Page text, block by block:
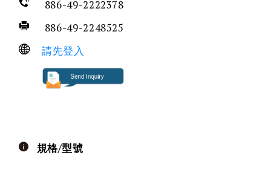
886-49-2222378
886-49-2248525
請先登入
規格/型號